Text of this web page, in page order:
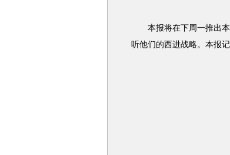
本报将在下周一推出本
听他们的西进战略。本报